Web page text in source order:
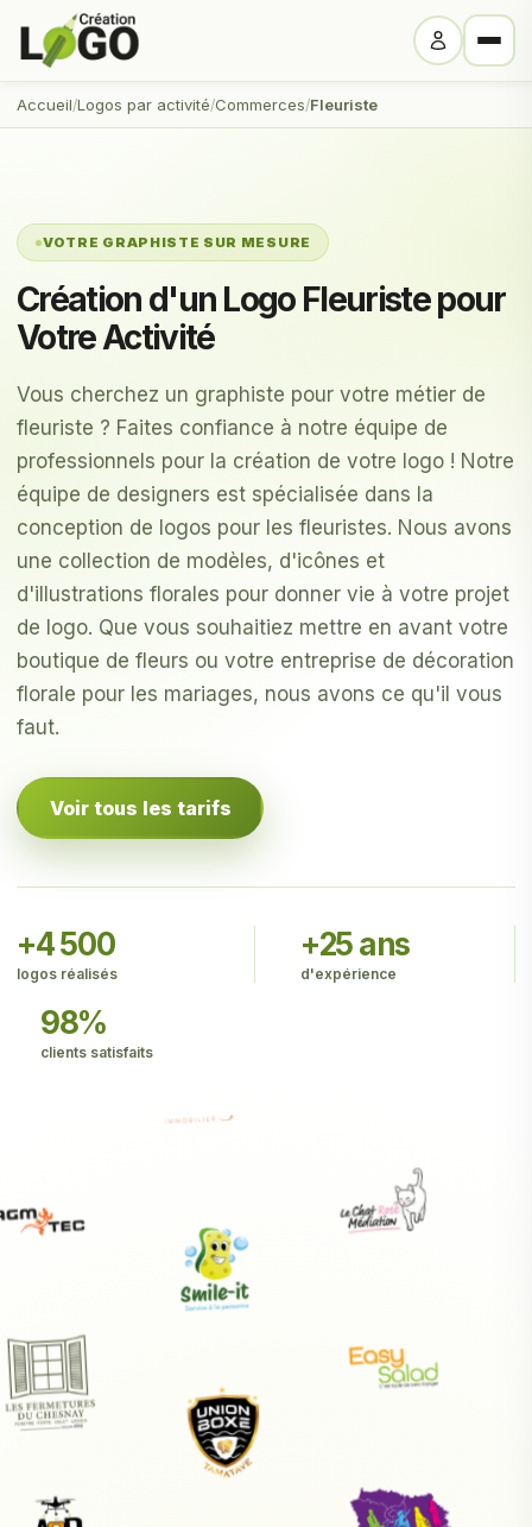
Accueil Logos par activité Commerces Fleuriste
VOTRE GRAPHISTE SUR MESURE
Création d'un Logo Fleuriste pour
Votre Activité
Vous cherchez un graphiste pour votre métier de
fleuriste ? Faites confiance à notre équipe de
professionnels pour la création de votre logo ! Notre
équipe de designers est spécialisée dans la
conception de logos pour les fleuristes. Nous avons
une collection de modèles, d'icônes et
d'illustrations florales pour donner vie à votre projet
de logo. Que vous souhaitiez mettre en avant votre
boutique de fleurs ou votre entreprise de décoration
florale pour les mariages, nous avons ce qu'il vous
faut.
Voir tous les tarifs
+4 500
logos réalisés
+25 ans
d'expérience
98%
clients satisfaits